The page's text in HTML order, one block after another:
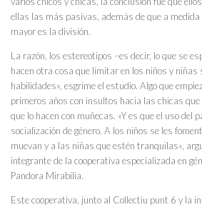
ellas las más pasivas, además de que a medida
mayor es la división.
La razón, los estereotipos –es decir, lo que se
hacen otra cosa que limitar en los niños y niñas
habilidades», esgrime el estudio. Algo que
primeros años con insultos hacia las chicas
que lo hacen con muñecas. «Y es que el uso del
socialización de género. A los niños se les
muevan y a las niñas que estén tranquilas»,
integrante de la cooperativa especializada en
Pandora Mirabilia.
Este cooperativa, junto al Collectiu punt 6 y la